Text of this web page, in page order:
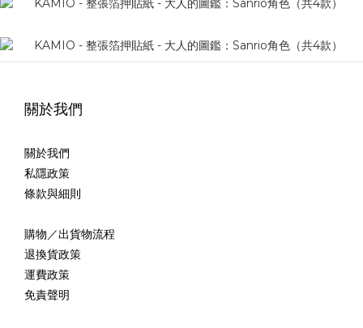
關於我們
關於我們
私隱政策
條款與細則
購物／出貨物流程
退換貨政策
運費政策
免責聲明